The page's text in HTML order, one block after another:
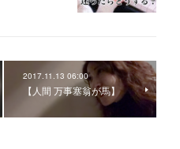
2017.11.13 06:00
【人間 万事塞翁が馬】